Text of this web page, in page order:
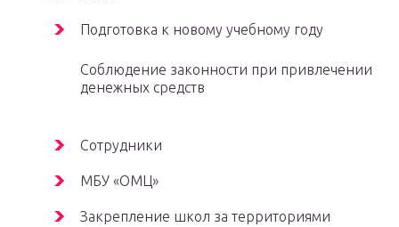
Подготовка к новому учебному году
Соблюдение законности при привлечении
денежных средств
Сотрудники
МБУ «ОМЦ»
Закрепление школ за территориями